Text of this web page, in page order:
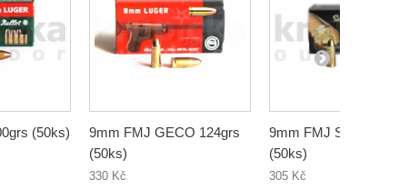
(50ks)
9mm FMJ GECO 124grs
(50ks)
330 Kč
9mm FMJ SB 124grs
(50ks)
305 Kč